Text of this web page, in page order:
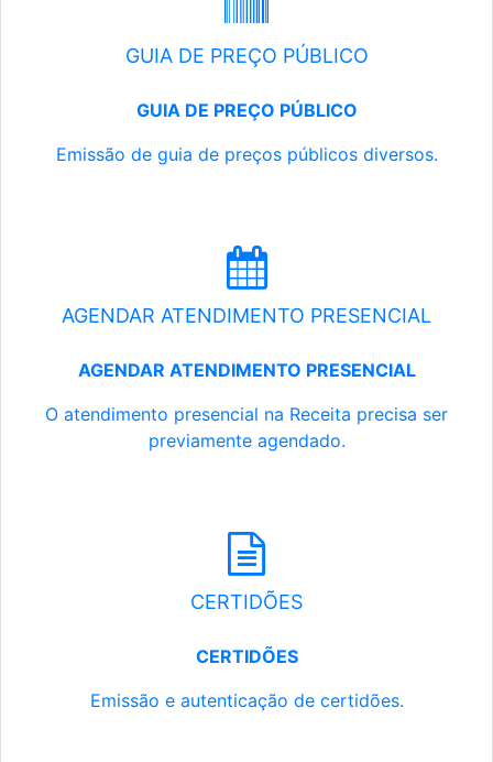
GUIA DE PREÇO PÚBLICO
GUIA DE PREÇO PÚBLICO
Emissão de guia de preços públicos diversos.
AGENDAR ATENDIMENTO PRESENCIAL
AGENDAR ATENDIMENTO PRESENCIAL
O atendimento presencial na Receita precisa ser
previamente agendado.
CERTIDÕES
CERTIDÕES
Emissão e autenticação de certidões.